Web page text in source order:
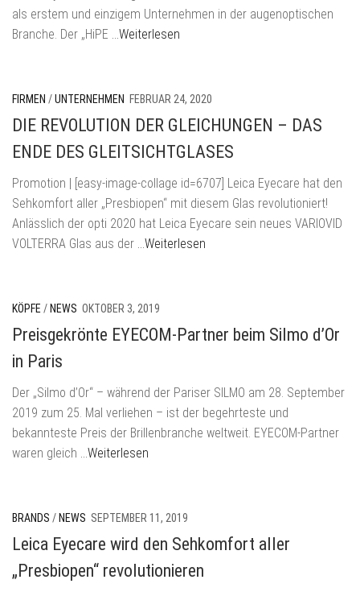
als erstem und einzigem Unternehmen in der augenoptischen
Branche. Der „HiPE
…Weiterlesen
FIRMEN /UNTERNEHMEN FEBRUAR 24, 2020
DIE REVOLUTION DER GLEICHUNGEN – DAS
ENDE DES GLEITSICHTGLASES
Promotion | [easy-image-collage id=6707] Leica Eyecare hat den
Sehkomfort aller „Presbiopen“ mit diesem Glas revolutioniert!
Anlässlich der opti 2020 hat Leica Eyecare sein neues VARIOVID
VOLTERRA Glas aus der …Weiterlesen
KÖPFE / NEWS OKTOBER 3, 2019
Preisgekrönte EYECOM-Partner beim Silmo d’Or
in Paris
Der „Silmo d’Or“ – während der Pariser SILMO am 28. September
2019 zum 25. Mal verliehen – ist der begehrteste und
bekannteste Preis der Brillenbranche weltweit. EYECOM-Partner
waren gleich …Weiterlesen
BRANDS / NEWS SEPTEMBER 11, 2019
Leica Eyecare wird den Sehkomfort aller
„Presbiopen“ revolutionieren